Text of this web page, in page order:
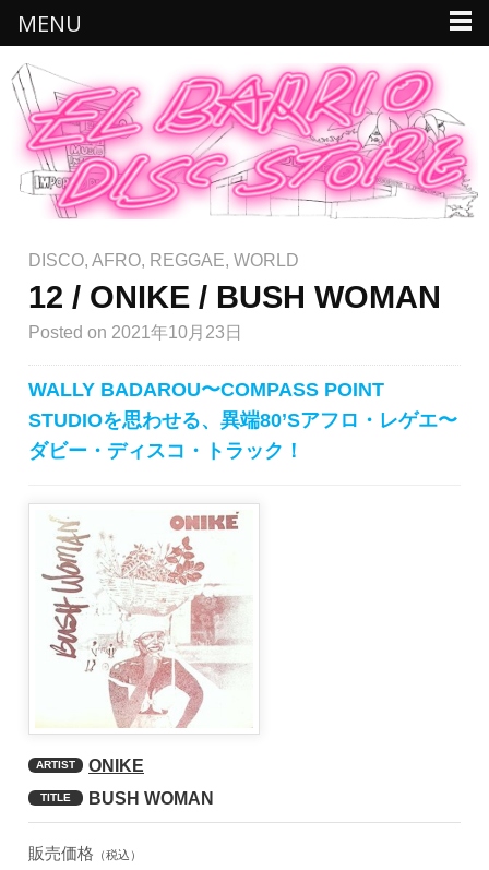
DISCO, AFRO, REGGAE, WORLD
12 / ONIKE / BUSH WOMAN
Posted on 2021年10月23日
WALLY BADAROU〜COMPASS POINT
STUDIOを思わせる、異端80’Sアフロ・レゲエ〜
ダビー・ディスコ・トラック！
ARTIST ONIKE
TITLE BUSH WOMAN
販売価格 （税込）
MENU